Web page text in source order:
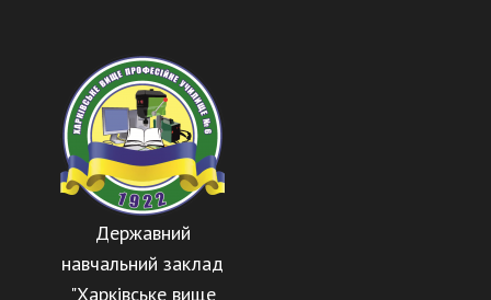
Державний
навчальний заклад
"Харківське вище